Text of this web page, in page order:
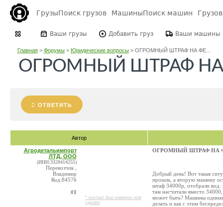
ГрузыПоиск грузов МашиныПоиск машин
Ваши грузы Добавить груз Ваши машины
Главная> Форумы> Юридические вопросы> ОГРОМНЫЙ ШТРАФ НА ФЕ...
ОГРОМНЫЙ ШТРАФ НА
ОТВЕТИТЬ
Автор
Агродетальимпорт
ЛТД, ООО
(ИНН:3328414255)
Перевозчик ,
Владимир
Код:84576
#1
* контакт был изменен или
удален
ОГРОМНЫЙ ШТРАФ НА
Добрый день! Вот такая
прошла, а вторую машину
штаф 34000р, отобрали вод.
там насчитали вместо
может быть? Машины
делать и как с этим